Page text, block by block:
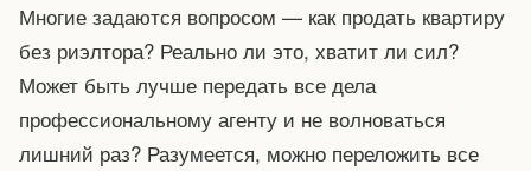
Многие задаются вопросом — как продать квартиру
без риэлтора? Реально ли это, хватит ли сил?
Может быть лучше передать все дела
профессиональному агенту и не волноваться
лишний раз? Разумеется, можно переложить все